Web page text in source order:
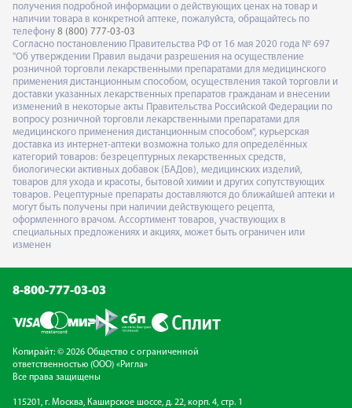
получения подробной информации о действующих ценах на товар и
наличии товара в конкретной аптеке, пожалуйста, обращайтесь по
телефону 8 (800) 777-03-03
Согласно постановлению Правительства РФ от 16 мая 2020 года № 697
"Об утверждении Правил выдачи разрешения на осуществление
розничной торговли лекарственными препаратами для медицинского
применения дистанционным способом, осуществления такой торговли и
доставки указанных лекарственных препаратов гражданам и внесении
изменений в некоторые акты Правительства Российской Федерации по
вопросу розничной торговли лекарственными препаратами для
медицинского применения дистанционным способом", курьерская
доставка из интернет-аптеки возможна только для определённых
категорий товаров: безрецептурных лекарственных средств,
биологически активных добавок (БАДов), медицинских изделий,
товаров для ухода и красоты, бытовой химии и других сопутствующих
товаров. Рецептурные препараты доставляются до ближайшей аптеки и
могут быть получены при наличии действующего рецепта,
оформленного врачом. Ассортимент товаров, участвующих в
специальных предложениях и акциях, может быть ограничен или
изменен
8-800-777-03-03
Копирайт: © 2026 Общество с ограниченной
ответственностью (ООО) «Ригла»
Все права защищены
115201, г. Москва, Каширское шоссе, д. 22, корп. 4, стр. 1